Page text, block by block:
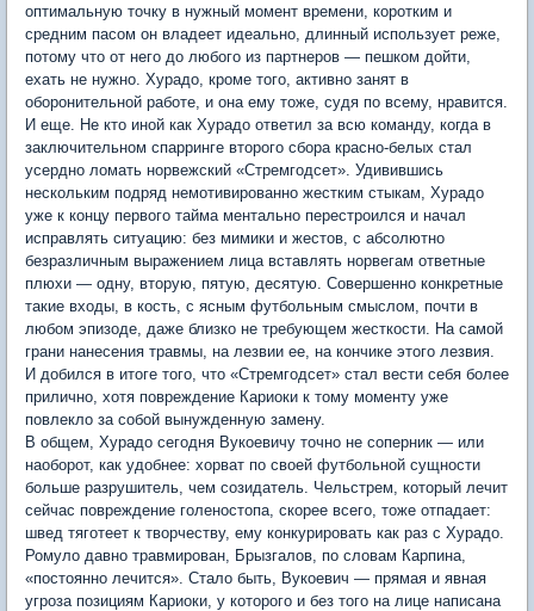
оптимальную точку в нужный момент времени, коротким и
средним пасом он владеет идеально, длинный использует реже,
потому что от него до любого из партнеров — пешком дойти,
ехать не нужно. Хурадо, кроме того, активно занят в
оборонительной работе, и она ему тоже, судя по всему, нравится.
И еще. Не кто иной как Хурадо ответил за всю команду, когда в
заключительном спарринге второго сбора красно-белых стал
усердно ломать норвежский «Стремгодсет». Удивившись
нескольким подряд немотивированно жестким стыкам, Хурадо
уже к концу первого тайма ментально перестроился и начал
исправлять ситуацию: без мимики и жестов, с абсолютно
безразличным выражением лица вставлять норвегам ответные
плюхи — одну, вторую, пятую, десятую. Совершенно конкретные
такие входы, в кость, с ясным футбольным смыслом, почти в
любом эпизоде, даже близко не требующем жесткости. На самой
грани нанесения травмы, на лезвии ее, на кончике этого лезвия.
И добился в итоге того, что «Стремгодсет» стал вести себя более
прилично, хотя повреждение Кариоки к тому моменту уже
повлекло за собой вынужденную замену.
В общем, Хурадо сегодня Вукоевичу точно не соперник — или
наоборот, как удобнее: хорват по своей футбольной сущности
больше разрушитель, чем созидатель. Чельстрем, который лечит
сейчас повреждение голеностопа, скорее всего, тоже отпадает:
швед тяготеет к творчеству, ему конкурировать как раз с Хурадо.
Ромуло давно травмирован, Брызгалов, по словам Карпина,
«постоянно лечится». Стало быть, Вукоевич — прямая и явная
угроза позициям Кариоки, у которого и без того на лице написана